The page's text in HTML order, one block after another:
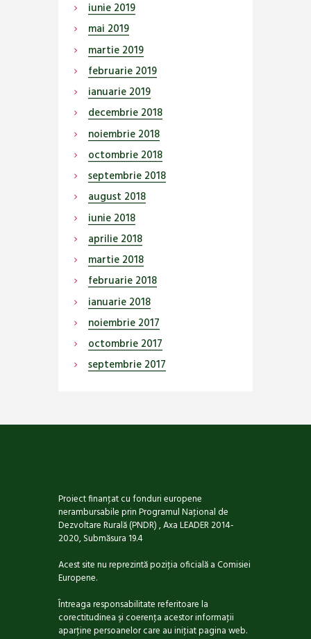
iunie 2019
mai 2019
martie 2019
februarie 2019
ianuarie 2019
decembrie 2018
noiembrie 2018
octombrie 2018
septembrie 2018
august 2018
iunie 2018
aprilie 2018
martie 2018
februarie 2018
ianuarie 2018
noiembrie 2017
octombrie 2017
septembrie 2017
Proiect finanţat cu fonduri europene
nerambursabile prin Programul Naţional de
Dezvoltare Rurală (PNDR) , Axa LEADER 2014-
2020, Submăsura 19.4
Acest site nu reprezintă poziţia oficială a Comisiei
Europene.
Întreaga responsabilitate referitoare la
corectitudinea şi coerenţa acestor informaţii
aparţine persoanelor care au iniţiat pagina web.